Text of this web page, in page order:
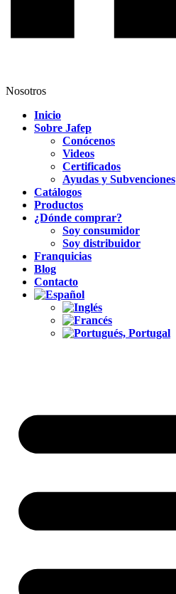
Nosotros
Inicio
Sobre Jafep
Conócenos
Videos
Certificados
Ayudas y Subvenciones
Catálogos
Productos
¿Dónde comprar?
Soy consumidor
Soy distribuidor
Franquicias
Blog
Contacto